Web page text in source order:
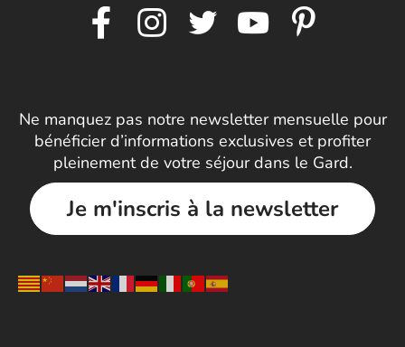
Ne manquez pas notre newsletter mensuelle pour
bénéficier d’informations exclusives et profiter
pleinement de votre séjour dans le Gard.
Je m'inscris à la newsletter